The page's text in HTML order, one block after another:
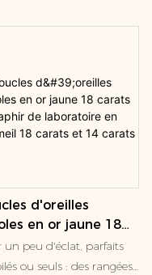
d'oreilles
en or jaune 18
et saphir de
en vermeil
un peu d'éclat, parfaits
ou seuls : des rangées